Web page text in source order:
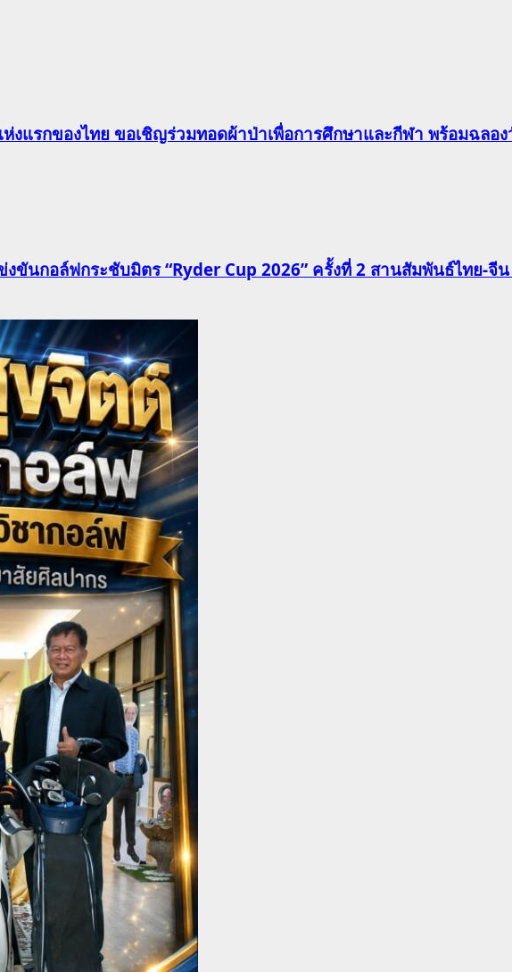
ห่งแรกของไทย ขอเชิญร่วมทอดผ้าป่าเพื่อการศึกษาและกีฬา พร้อมฉล
ขันกอล์ฟกระชับมิตร “Ryder Cup 2026” ครั้งที่ 2 สานสัมพันธ์ไทย-จี